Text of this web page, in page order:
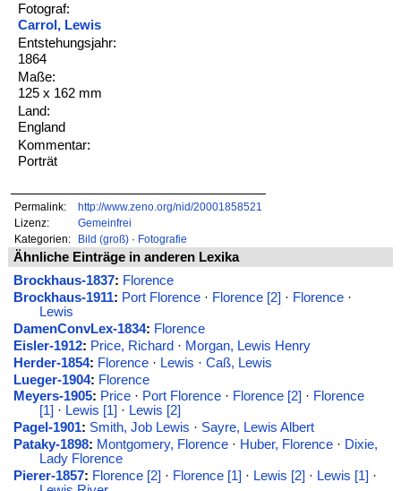
Fotograf:
Carrol, Lewis
Entstehungsjahr:
1864
Maße:
125 x 162 mm
Land:
England
Kommentar:
Porträt
Permalink:
http://www.zeno.org/nid/20001858521
Lizenz:
Gemeinfrei
Kategorien:
Bild (groß)· Fotografie
Ähnliche Einträge in anderen Lexika
Brockhaus-1837: Florence
Brockhaus-1911: Port Florence· Florence [2] · Florence·
Lewis
DamenConvLex-1834: Florence
Eisler-1912: Price, Richard · Morgan, Lewis Henry
Herder-1854: Florence· Lewis · Caß, Lewis
Lueger-1904: Florence
Meyers-1905: Price· Port Florence· Florence [2] · Florence
[1] · Lewis [1] · Lewis [2]
Pagel-1901: Smith, Job Lewis · Sayre, Lewis Albert
Pataky-1898: Montgomery, Florence· Huber, Florence· Dixie,
Lady Florence
Pierer-1857: Florence [2] · Florence [1] · Lewis [2] · Lewis [1] ·